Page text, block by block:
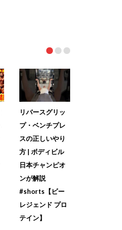
リバースグリッ
プ・ベンチプレ
スの正しいやり
方 | ボディビル
日本チャンピオ
ンが解説
#shorts【ビー
レジェンド プロ
テイン】